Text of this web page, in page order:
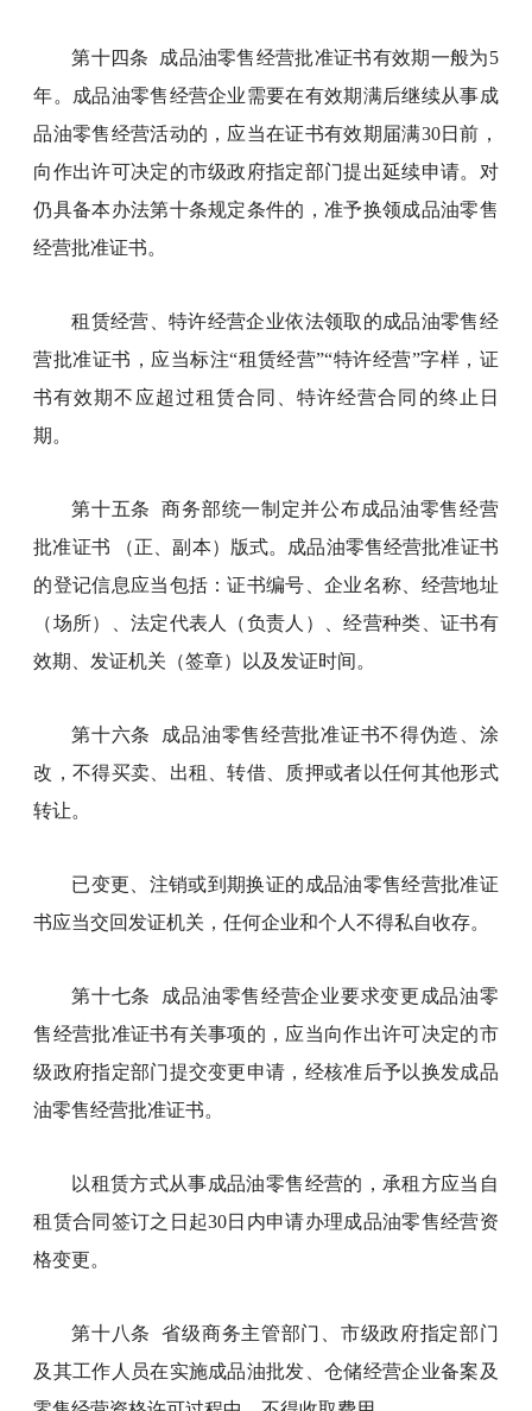
第十四条 成品油零售经营批准证书有效期一般为5
年。成品油零售经营企业需要在有效期满后继续从事成
品油零售经营活动的，应当在证书有效期届满30日前，
向作出许可决定的市级政府指定部门提出延续申请。对
仍具备本办法第十条规定条件的，准予换领成品油零售
经营批准证书。
租赁经营、特许经营企业依法领取的成品油零售经
营批准证书，应当标注“租赁经营”“特许经营”字样，证
书有效期不应超过租赁合同、特许经营合同的终止日
期。
第十五条 商务部统一制定并公布成品油零售经营
批准证书 （正、副本）版式。成品油零售经营批准证书
的登记信息应当包括：证书编号、企业名称、经营地址
（场所）、法定代表人（负责人）、经营种类、证书有
效期、发证机关（签章）以及发证时间。
第十六条 成品油零售经营批准证书不得伪造、涂
改，不得买卖、出租、转借、质押或者以任何其他形式
转让。
已变更、注销或到期换证的成品油零售经营批准证
书应当交回发证机关，任何企业和个人不得私自收存。
第十七条 成品油零售经营企业要求变更成品油零
售经营批准证书有关事项的，应当向作出许可决定的市
级政府指定部门提交变更申请，经核准后予以换发成品
油零售经营批准证书。
以租赁方式从事成品油零售经营的，承租方应当自
租赁合同签订之日起30日内申请办理成品油零售经营资
格变更。
第十八条 省级商务主管部门、市级政府指定部门
及其工作人员在实施成品油批发、仓储经营企业备案及